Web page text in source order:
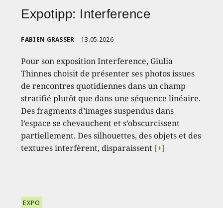
Expotipp: Interference
FABIEN GRASSER 13.05.2026
Pour son exposition Interference, Giulia
Thinnes choisit de présenter ses photos issues
de rencontres quotidiennes dans un champ
stratifié plutôt que dans une séquence linéaire.
Des fragments d’images suspendus dans
l’espace se chevauchent et s’obscurcissent
partiellement. Des silhouettes, des objets et des
textures interfèrent, disparaissent [+]
EXPO